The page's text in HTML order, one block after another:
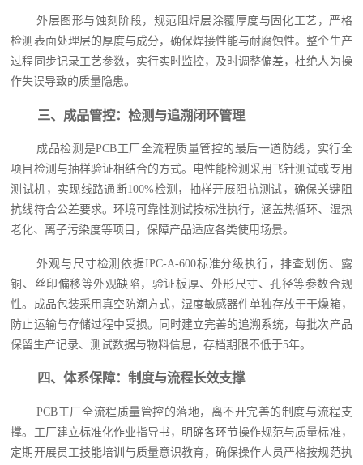
外层图形与蚀刻阶段，规范阻焊层涂覆厚度与固化工艺，严格
检测表面处理层的厚度与成分，确保焊接性能与耐腐蚀性。整个生产
过程同步记录工艺参数，实行实时监控，及时调整偏差，杜绝人为操
作失误导致的质量隐患。
三、成品管控：检测与追溯闭环管理
成品检测是PCB工厂全流程质量管控的最后一道防线，实行全
项目检测与抽样验证相结合的方式。电性能检测采用飞针测试或专用
测试机，实现线路通断100%检测，抽样开展阻抗测试，确保关键阻
抗线符合公差要求。环境可靠性测试按标准执行，涵盖热循环、湿热
老化、离子污染度等项目，保障产品适应各类使用场景。
外观与尺寸检测依据IPC-A-600标准分级执行，排查划伤、露
铜、丝印偏移等外观缺陷，验证板厚、外形尺寸、孔径等参数合规
性。成品包装采用真空防潮方式，湿度敏感器件单独存放于干燥箱，
防止运输与存储过程中受损。同时建立完善的追溯系统，每批次产品
保留生产记录、测试数据与物料信息，存档期限不低于5年。
四、体系保障：制度与流程长效支撑
PCB工厂全流程质量管控的落地，离不开完善的制度与流程支
撑。工厂建立标准化作业指导书，明确各环节操作规范与质量标准，
定期开展员工技能培训与质量意识教育，确保操作人员严格按规范执